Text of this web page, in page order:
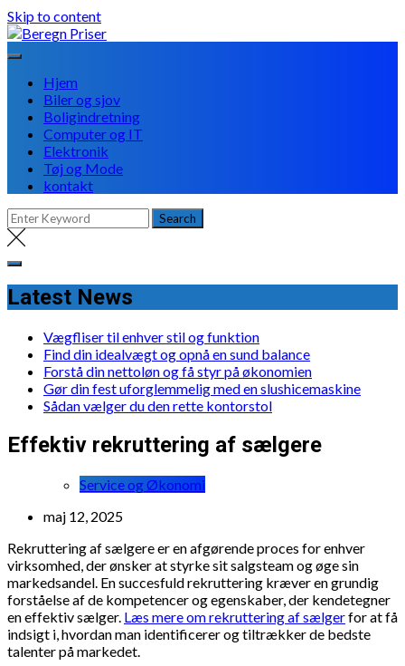
Skip to content
Hjem
Biler og sjov
Boligindretning
Computer og IT
Elektronik
Tøj og Mode
kontakt
Latest News
Vægfliser til enhver stil og funktion
Find din idealvægt og opnå en sund balance
Forstå din nettoløn og få styr på økonomien
Gør din fest uforglemmelig med en slushicemaskine
Sådan vælger du den rette kontorstol
Effektiv rekruttering af sælgere
Service og Økonomi
maj 12, 2025
Rekruttering af sælgere er en afgørende proces for enhver
virksomhed, der ønsker at styrke sit salgsteam og øge sin
markedsandel. En succesfuld rekruttering kræver en grundig
forståelse af de kompetencer og egenskaber, der kendetegner
en effektiv sælger. Læs mere om rekruttering af sælgerfor at få
indsigt i, hvordan man identificerer og tiltrækker de bedste
talenter på markedet.